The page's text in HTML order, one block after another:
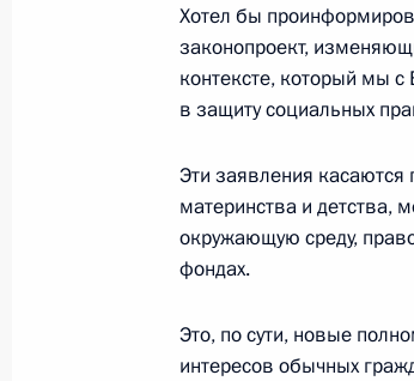
Рабочая встреча с
Путиным
С председателем
Миллером Дмитрий
14 января 2009 года, 14:00
Хотел бы
законопроект,
контексте, который мы
в защиту социальных
Эти заявления касаются
материнства и детства,
окружающую среду,
фондах.
Это, по сути, новые
интересов обычных